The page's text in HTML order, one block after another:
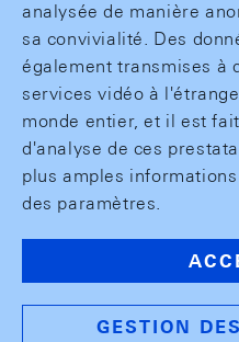
analysée de manière
sa convivialité. Des
également transmises à
services vidéo à
monde entier, et il est
d'analyse de ces
plus amples
des paramètres.
GESTION